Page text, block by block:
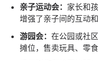
亲子运动会： 家长和
增强了亲子间的互动
游园会： 在公园或社
摊位，售卖玩具、零